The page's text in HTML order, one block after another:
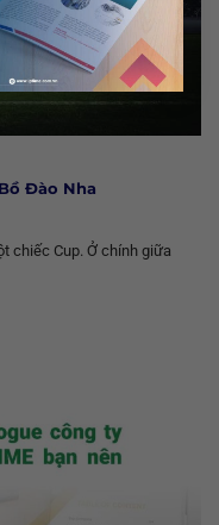
Đào Nha
chiếc Cup. Ở chính giữa